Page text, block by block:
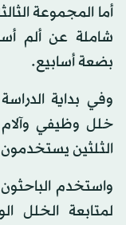
أما المجموعة
شاملة عن ألم
بضعة أسابيع.
وفي بداية
خلل وظيفي
الثلثين
واستخدم
لمتابعة الخلل